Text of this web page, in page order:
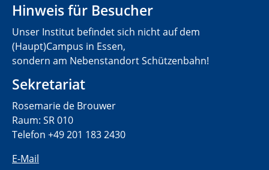
Hinweis für Besucher
Unser Institut befindet sich nicht auf dem
(Haupt)Campus in Essen,
sondern am Nebenstandort Schützenbahn!
Sekretariat
Rosemarie de Brouwer
Raum: SR 010
Telefon +49 201 183 2430
E-Mail